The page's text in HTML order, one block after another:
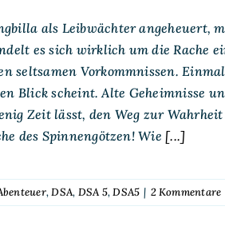
als Leibwächter angeheuert,
es sich wirklich um die Rache
seltsamen Vorkommnissen.
Blick scheint. Alte Geheimnisse
Zeit lässt, den Weg zur
des Spinnengötzen! Wie [...]
,DSA, DSA 5,DSA5 | 2 Kommentare